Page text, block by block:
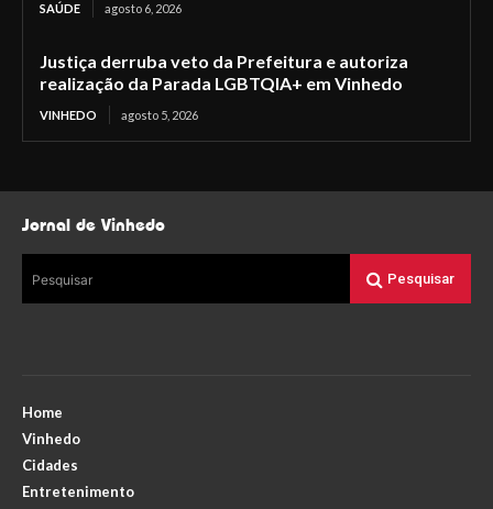
SAÚDE agosto 6, 2026
Justiça derruba veto da Prefeitura e autoriza
realização da Parada LGBTQIA+ em Vinhedo
VINHEDO agosto 5, 2026
Jornal de Vinhedo
Pesquisar Pesquisar
Home
Vinhedo
Cidades
Entretenimento